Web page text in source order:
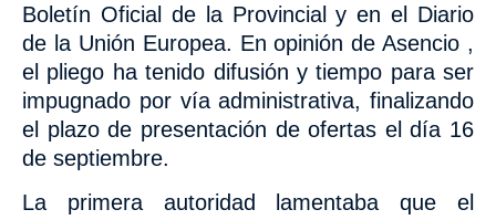
Boletín Oficial de la Provincial y en el Diario
de la Unión Europea. En opinión de Asencio ,
el pliego ha tenido difusión y tiempo para ser
impugnado por vía administrativa, finalizando
el plazo de presentación de ofertas el día 16
de septiembre.
La primera autoridad lamentaba que el